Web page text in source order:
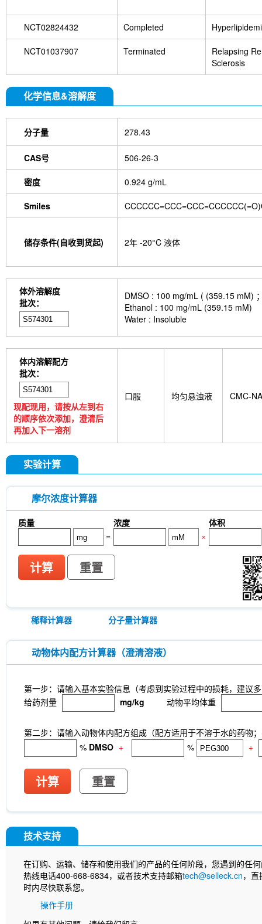
Acetylglucosamine
Creatine monohydrate
(-)-Glucose
Itaconic acid Hypromellose
EGCG Octaacetate
BOS-318 IM-54
C381
isotype control-InVivo
MCM2 Antibody (Rabbit
SP1 Antibody
NK1.1 Antibody [PK136]
PB Mouse NK1.1
Troxipide
Esculin
Monocrotaline
Angelic acid
GDF15 Antibody (Rabbit mAb) [G3D13]
Indolepropionic acid
Brassinolide
L-carnosine
Id1 Rabbit
Calponin Rabbit Recombinant mAb
Pedunculoside
5-Hydroxymethylfurfural
stachyose tetrahydrate
Oxythiamine chloride
Ecliptasaponin A
23-Hydroxybetulinic acid
(R)-(-)-Mandelic acid
2'-deoxyguanosine
(+)-Guaiacin
Waltonitone Gastrodenol
DHA (Docosahexaenoic Acid)
AGI 1067
CTX-0294885
P7C3-A20 IPTG
PZ-2891
Sodium citrate dihydrate
N-butyl-N-(4-hydroxybutyl) nitrosamine
Pristane
Ginsenoside Rg3
Phellodendron amurense
Anti-mouse Ly6G/Ly6C (Gr-1)-InVivo
UNC
Immunoglobulin Light Chain-InVivo
Antibody (Rabbit mAb) [G3P15]
[G24G18]
Junctional Adhesion Molecule 1/JAM-A Antibody
mAb) [E19P8]
COUP-TFII Antibody (Rabbit
MeAIB
[N13F4]
dTRIM24 A-484954 Rupintrivir
CTR1 Antibody (Rabbit mAb) [A18L7]
Netrin 1 Antibody (Rabbit mAb) [B4C16]
Receptorα Antibody (Rabbit mAb) [H18K23]
NCT02824432 Completed
NCT01037907 Terminated
Relapsing
Sclerosis
化学信息&溶解度
分子量 278.43
CAS号 506-26-3
密度 0.924 g/mL
Smiles
储存条件(自收到货起) 2年 -20°C 液体
体外溶解度
批次：
DMSO : 100 mg/mL ( (359.15 mM)
Ethanol : 100 mg/mL (359.15 mM)
Water : Insoluble
体内溶解配方
批次：
现配现用，请按从左到右
的顺序依次添加，澄清后
再加入下一溶剂
口服 均匀悬浊液 CMC-NA
实验计算
摩尔浓度计算器
质量 浓度
体积
=
×
计算 重置
稀释计算器 分子量计算器
动物体内配方计算器（澄清溶液）
第一步：请输入基本实验信息（考虑到实验过程中的损耗，建议
给药剂量
mg/kg 动物平均体重
第二步：请输入动物体内配方组成（配方适用于不溶于水的药物
% DMSO + % +
计算 重置
技术支持
在订购、运输、储存和使用我们的产品的任何阶段，您遇到的任
热线电话400-668-6834，或者技术支持邮箱tech@selleck.cn，
时内尽快联系您。
操作手册